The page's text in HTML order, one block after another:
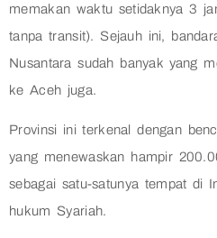
memakan waktu setidaknya 3
tanpa transit). Sejauh ini,
Nusantara sudah banyak yang
ke Aceh juga.
Provinsi ini terkenal dengan
yang menewaskan hampir
sebagai satu-satunya tempat di
hukum Syariah.